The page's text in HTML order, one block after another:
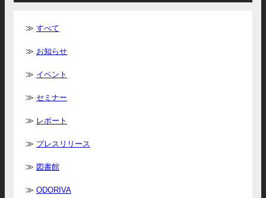
すべて
お知らせ
イベント
セミナー
レポート
プレスリリース
図書館
ODORIVA